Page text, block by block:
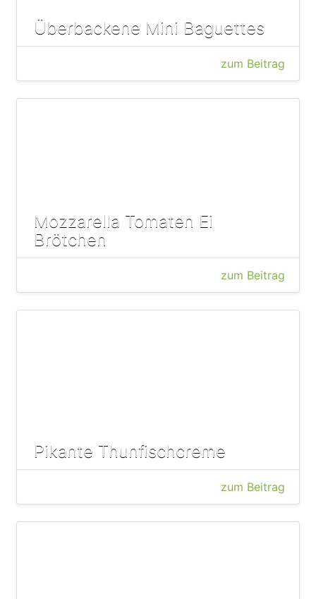
Überbackene Mini Baguettes
zum Beitrag
Mozzarella Tomaten Ei
Brötchen
zum Beitrag
Pikante Thunfischcreme
zum Beitrag